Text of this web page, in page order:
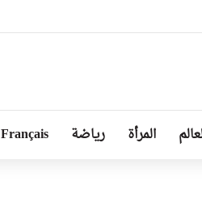
لمن يملك المال فقط
المرأة رياضة Français